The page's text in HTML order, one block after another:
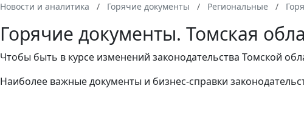
Новости и аналитика Горячие документы Региональные
Горячие документы. Томская
Чтобы быть в курсе изменений законодательства Томской
Наиболее важные документы и бизнес-справки